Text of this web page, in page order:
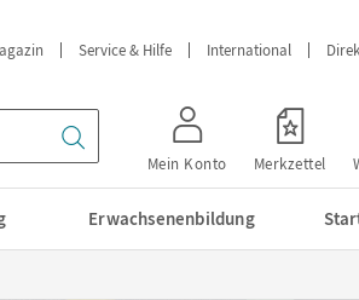
Service & Hilfe International
Mein Konto Merkzettel
Erwachsenenbildung